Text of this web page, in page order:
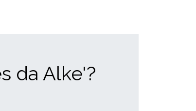
da Alke'?